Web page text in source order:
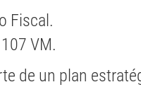
Fiscal.
VM.
de un plan